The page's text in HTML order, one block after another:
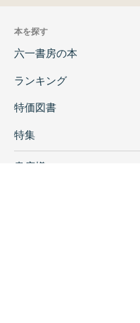
本を探す
六一書房の本
ランキング
特価図書
特集
書店様へ